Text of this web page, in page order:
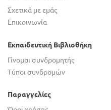
Σχετικά με εμάς
Επικοινωνία
Εκπαιδευτική Βιβλιοθήκη
Γίνομαι συνδρομητής
Τύποι συνδρομών
Παραγγελίες